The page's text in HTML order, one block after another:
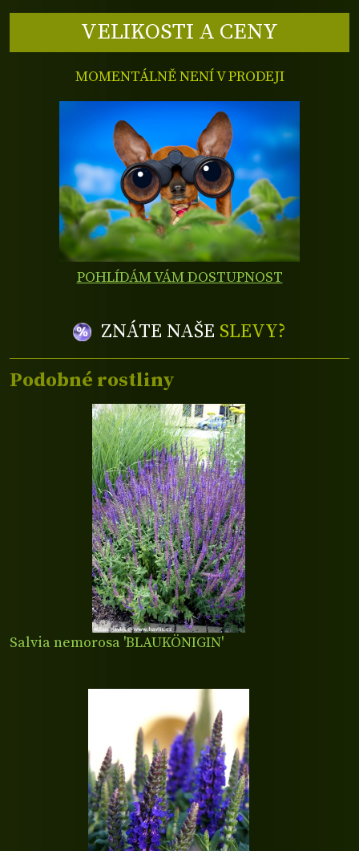
VELIKOSTI A CENY
MOMENTÁLNĚ NENÍ V PRODEJI
POHLÍDÁM VÁM DOSTUPNOST
ZNÁTE NAŠE SLEVY?
Podobné rostliny
Salvia nemorosa 'BLAUKÖNIGIN'